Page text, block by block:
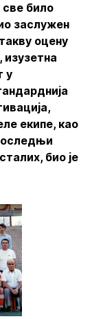
све било
заслужен
оцену
у
екипе, као
био је